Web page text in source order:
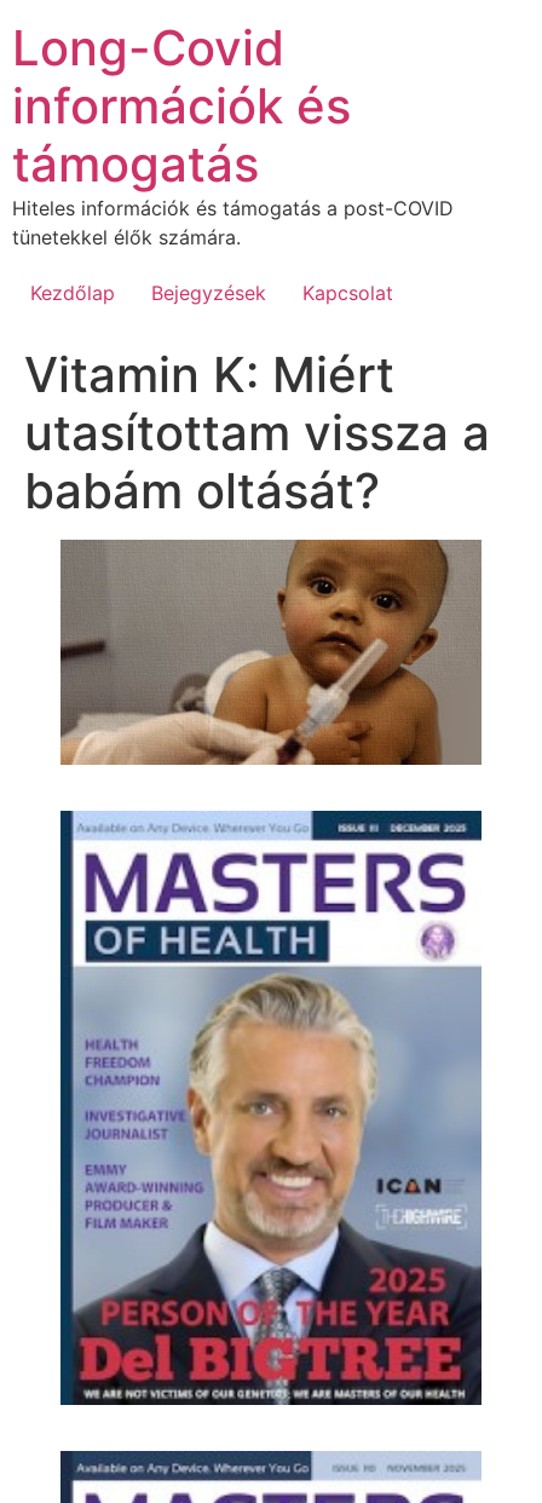
tartalomhoz
Long-Covid
információk és
támogatás
Hiteles információk és támogatás a post-COVID
tünetekkel élők számára.
Kezdőlap Bejegyzések Kapcsolat
Vitamin K: Miért
utasítottam vissza a
babám oltását?